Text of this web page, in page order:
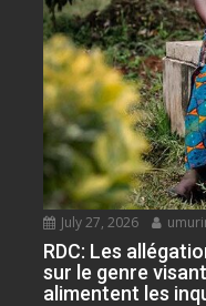
July 27, 2026
RDC: Les
sur le genre
alimentent les